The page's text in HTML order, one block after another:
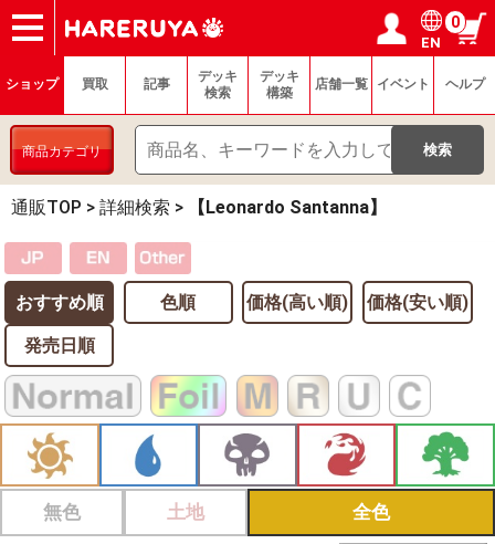
ショップ
買取
記事
デッキ検索
デッキ構築
選手一覧
店舗一覧
イベント
ヘルプ
お問い合わせ ログイン／会員登録
マイページ
EN
0
ショップ 買取 記事
デッキ
検索
デッキ
構築
店舗一覧 イベント ヘルプ
商品カテゴリ
通販TOP > 詳細検索 > 【Leonardo Santanna】
おすすめ順 色順 価格(高い順) 価格(安い順)
発売日順
無色 土地 全色